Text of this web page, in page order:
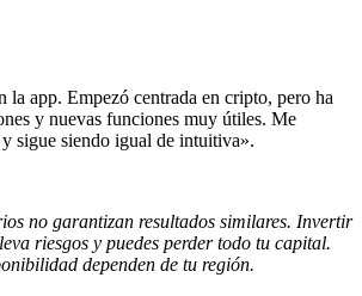
la app. Empezó centrada en cripto, pero ha
y nuevas funciones muy útiles. Me
y sigue siendo igual de intuitiva».
no garantizan resultados similares. Invertir
riesgos y puedes perder todo tu capital.
dependen de tu región.